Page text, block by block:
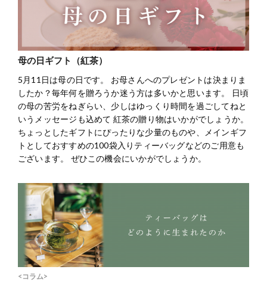
母の日ギフト（紅茶）
5月11日は母の日です。 お母さんへのプレゼントは決まりま
したか？毎年何を贈ろうか迷う方は多いかと思います。 日頃
の母の苦労をねぎらい、少しはゆっくり時間を過ごしてねと
いうメッセージも込めて 紅茶の贈り物はいかがでしょうか。
ちょっとしたギフトにぴったりな少量のものや、メインギフ
トとしておすすめの100袋入りティーバッグなどのご用意も
ございます。 ぜひこの機会にいかがでしょうか。
<コラム>